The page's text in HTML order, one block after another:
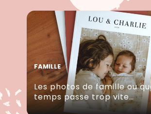
FAMILLE
Les photos de famille ou
temps passe trop vite…